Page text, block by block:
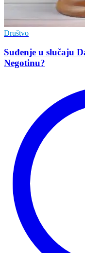
Društvo
Suđenje u slučaju
Negotinu?